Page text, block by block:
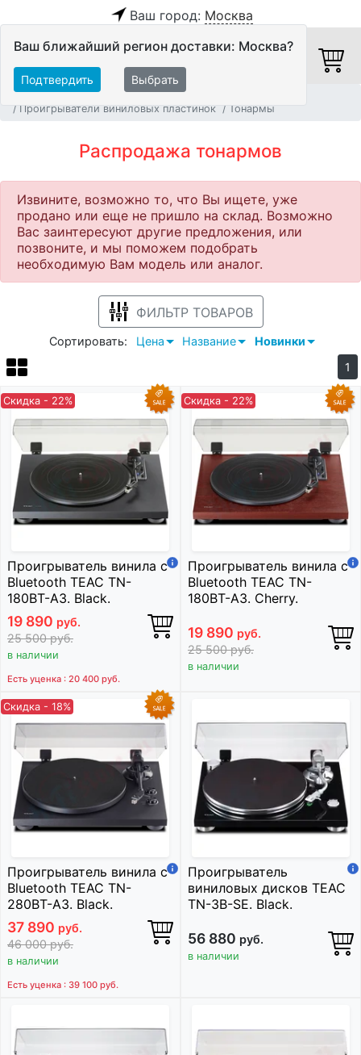
Ваш город: Москва
Ваш ближайший регион доставки: Москва?
Подтвердить Выбрать
Проигрыватели виниловых пластинок
Тонармы
Распродажа тонармов
Извините, возможно то, что Вы ищете, уже
продано или еще не пришло на склад. Возможно
Вас заинтересуют другие предложения, или
позвоните, и мы поможем подобрать
необходимую Вам модель или аналог.
ФИЛЬТР ТОВАРОВ
Сортировать: Цена Название
Новинки
1
Скидка - 22%
Проигрыватель винила с
Bluetooth TEAC TN-
180BT-A3. Black.
19 890 руб.
25 500руб.
в наличии
Есть уценка : 20 400 руб.
Скидка - 22%
Проигрыватель винила с
Bluetooth TEAC TN-
180BT-A3. Cherry.
19 890 руб.
25 500руб.
в наличии
Скидка - 18%
Проигрыватель винила с
Bluetooth TEAC TN-
280BT-A3. Black.
37 890 руб.
46 000руб.
в наличии
Есть уценка : 39 100 руб.
Проигрыватель
виниловых дисков TEAC
TN-3B-SE. Black.
56 880 руб.
в наличии